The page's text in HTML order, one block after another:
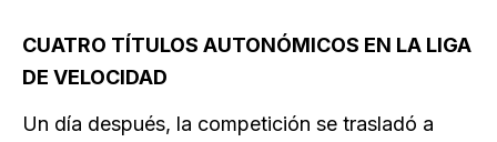
CUATRO TÍTULOS AUTONÓMICOS EN LA LIGA
DE VELOCIDAD
Un día después, la competición se trasladó a